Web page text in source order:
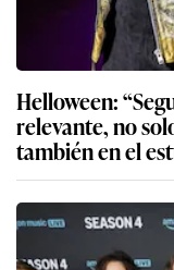
Helloween:
relevante, no
también en el